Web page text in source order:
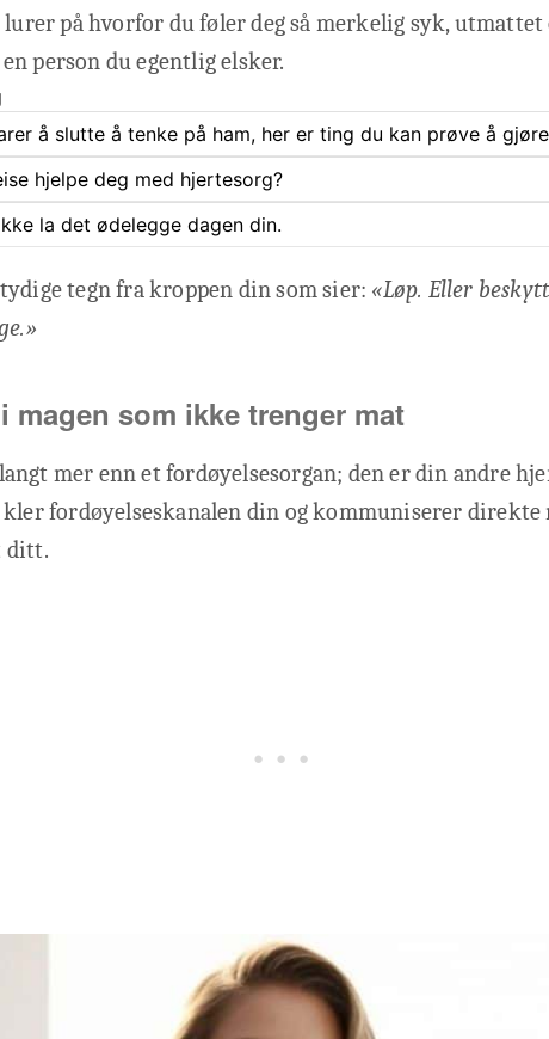
på hvorfor du føler deg så merkelig syk,
person du egentlig elsker.
å slutte å tenke på ham, her er ting du kan prøve å
hjelpe deg med hjertesorg?
la det ødelegge dagen din.
tegn fra kroppen din som sier: «Løp. Eller
magen som ikke trenger mat
mer enn et fordøyelsesorgan; den er din andre
kler fordøyelseskanalen din og kommuniserer direkte
ditt.